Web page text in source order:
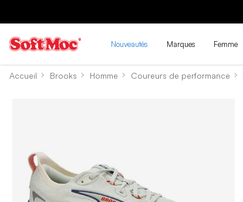
Nouveautés Marques Femme
Accueil Brooks Homme Coureurs de performance